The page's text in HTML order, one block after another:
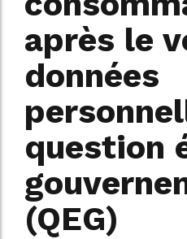
après le
données
question
(QEG)